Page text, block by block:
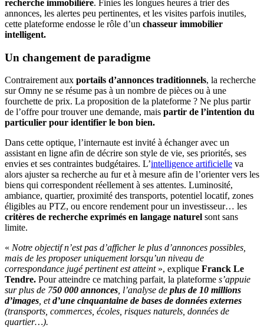
recherche immobilière. Finies les longues heures à trier des
annonces, les alertes peu pertinentes, et les visites parfois inutiles,
cette plateforme endosse le rôle d’un chasseur immobilier
intelligent.
Un changement de paradigme
Contrairement aux portails d’annonces traditionnels, la recherche
sur Omny ne se résume pas à un nombre de pièces ou à une
fourchette de prix. La proposition de la plateforme ? Ne plus partir
de l’offre pour trouver une demande, mais partir de l’intention du
particulier pour identifier le bon bien.
Dans cette optique, l’internaute est invité à échanger avec un
assistant en ligne afin de décrire son style de vie, ses priorités, ses
envies et ses contraintes budgétaires. L’intelligence artificielle va
alors ajuster sa recherche au fur et à mesure afin de l’orienter vers les
biens qui correspondent réellement à ses attentes. Luminosité,
ambiance, quartier, proximité des transports, potentiel locatif, zones
éligibles au PTZ, ou encore rendement pour un investisseur… les
critères de recherche exprimés en langage naturel sont sans
limite.
« Notre objectif n’est pas d’afficher le plus d’annonces possibles,
mais de les proposer uniquement lorsqu’un niveau de
correspondance jugé pertinent est atteint», explique Franck Le
Tendre. Pour atteindre ce matching parfait, la plateforme s’appuie
sur plus de 750 000 annonces , l’analyse de plus de 10 millions
d’images , etd’une cinquantaine de bases de données externes
(transports, commerces, écoles, risques naturels, données de
quartier…).